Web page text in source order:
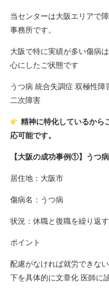
当センターは大阪エリアで
事務所です。
大阪で特に実績が多い傷病
心にしたご状態です
うつ病 統合失調症 双極性
二次障害
精神に特化しているから
応可能です。
【大阪の成功事例①】うつ
居住地：大阪市
傷病名：うつ病
状況：休職と復職を繰り返
ポイント
配慮がなければ就労できな
下を具体的に文章化 医師に